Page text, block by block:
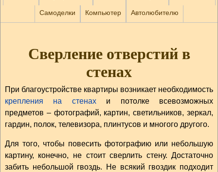
Самоделки Компьютер Автолюбителю
Сверление отверстий в
стенах
При благоустройстве квартиры возникает необходимость
крепления на стенахи потолке всевозможных
предметов – фотографий, картин, светильников, зеркал,
гардин, полок, телевизора, плинтусов и многого другого.
Для того, чтобы повесить фотографию или небольшую
картину, конечно, не стоит сверлить стену. Достаточно
забить небольшой гвоздь. Не всякий гвоздик подходит